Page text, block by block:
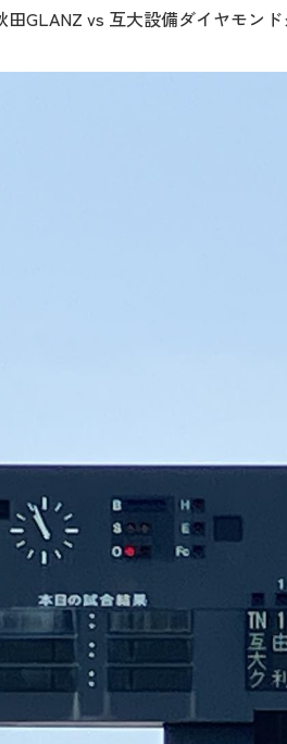
田GLANZ vs 互大設備ダイヤモン